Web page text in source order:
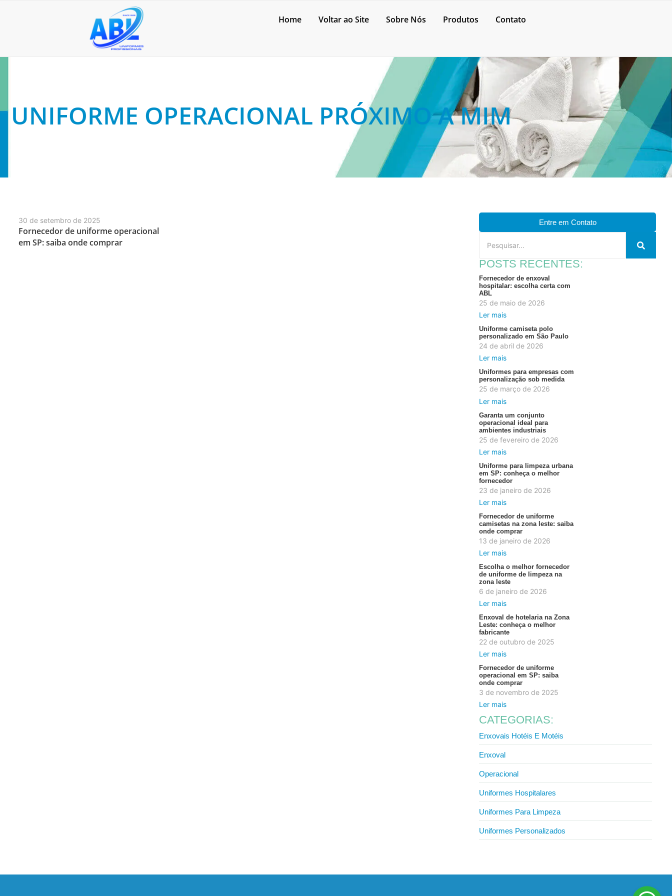
Home Voltar ao Site Sobre Nós Produtos Contato
UNIFORME OPERACIONAL PRÓXIMO A MIM
30 de setembro de 2025
Fornecedor de uniforme operacional
em SP: saiba onde comprar
Entre em Contato
POSTS RECENTES:
Fornecedor de enxoval
hospitalar: escolha certa com
ABL
25 de maio de 2026
Ler mais
Uniforme camiseta polo
personalizado em São Paulo
24 de abril de 2026
Ler mais
Uniformes para empresas com
personalização sob medida
25 de março de 2026
Ler mais
Garanta um conjunto
operacional ideal para
ambientes industriais
25 de fevereiro de 2026
Ler mais
Uniforme para limpeza urbana
em SP: conheça o melhor
fornecedor
23 de janeiro de 2026
Ler mais
Fornecedor de uniforme
camisetas na zona leste: saiba
onde comprar
13 de janeiro de 2026
Ler mais
Escolha o melhor fornecedor
de uniforme de limpeza na
zona leste
6 de janeiro de 2026
Ler mais
Enxoval de hotelaria na Zona
Leste: conheça o melhor
fabricante
22 de outubro de 2025
Ler mais
Fornecedor de uniforme
operacional em SP: saiba
onde comprar
3 de novembro de 2025
Ler mais
CATEGORIAS:
Enxovais Hotéis E Motéis
Enxoval
Operacional
Uniformes Hospitalares
Uniformes Para Limpeza
Uniformes Personalizados